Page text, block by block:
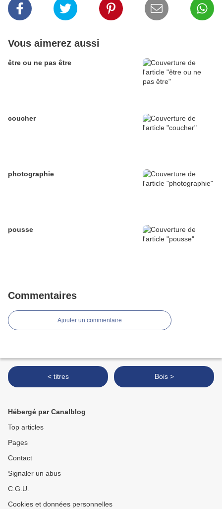
Vous aimerez aussi
être ou ne pas être
coucher
photographie
pousse
Commentaires
Ajouter un commentaire
< titres Bois >
Hébergé par Canalblog
Top articles
Pages
Contact
Signaler un abus
C.G.U.
Cookies et données personnelles